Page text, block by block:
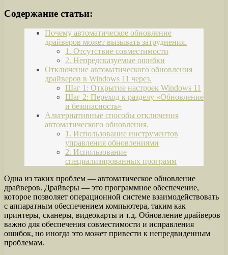
Содержание статьи:
Почему автоматическое обновление
драйверов может вызывать затруднения.
1. Отсутствие совместимости
2. Непредсказуемые ошибки
Отключение автоматического обновления
драйверов в Windows 11 через.
Шаг 1: Открытие настроек Windows 11
Шаг 2: Переход к разделу «Обновление
и безопасность»
Альтернативные способы отключения
автоматического обновления.
1. Использование инструментов
управления обновлениями
2. Использование
специализированных программ
Одна из таких проблем — автоматическое обновление
драйверов. Драйверы — это программное обеспечение,
которое позволяет операционной системе взаимодействовать
с аппаратным обеспечением компьютера, таким как
принтеры, сканеры, видеокарты и т.д. Обновление драйверов
важно для обеспечения совместимости и исправления
ошибок, но иногда это может привести к непредвиденным
проблемам.